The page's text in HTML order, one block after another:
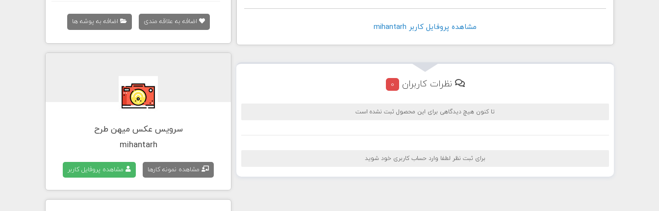
مشاهده پروفايل کاربر mihantarh
نظرات کاربران 0
تا کنون هیچ دیدگاهی برای این محصول ثبت نشده است
برای ثبت نظر لطفا وارد حساب کاربری خود شوید
اضافه به علاقه مندی اضافه به پوشه ها
سرویس عکس میهن طرح
mihantarh
مشاهده نمونه کارها مشاهده پروفایل کاربر